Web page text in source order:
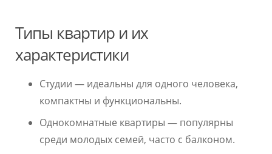
Типы квартир и их
характеристики
Студии — идеальны для одного человека,
компактны и функциональны.
Однокомнатные квартиры — популярны
среди молодых семей, часто с балконом.